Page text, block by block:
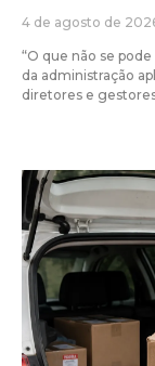
4 de agosto de
“O que não se
da administração
diretores e